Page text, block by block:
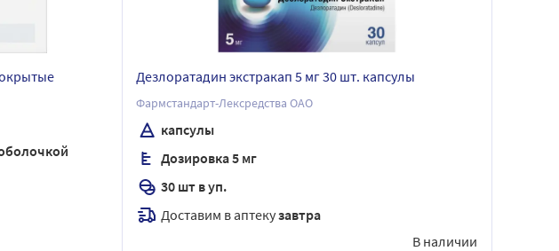
Дезлоратадин экстракап 5 мг 30 шт. капсулы
Фармстандарт-Лексредства ОАО
капсулы
Дозировка 5 мг
30 шт в уп.
Доставим в аптекузавтра
В наличии